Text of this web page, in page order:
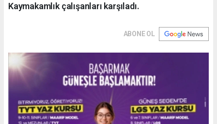
Kaymakamlık çalışanları karşıladı.
ABONE OL